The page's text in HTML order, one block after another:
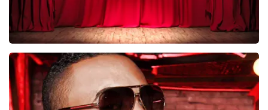
Job Knoester
247laatste 30 minuten
BESTEL NU